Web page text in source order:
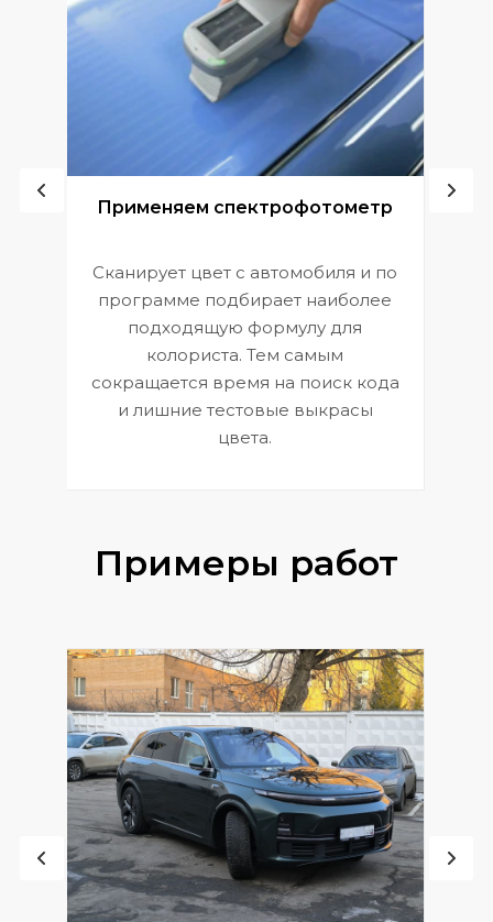
Применяем спектрофотометр
Сканирует цвет с автомобиля и по
программе подбирает наиболее
подходящую формулу для
колориста. Тем самым
сокращается время на поиск кода
и лишние тестовые выкрасы
цвета.
Примеры работ